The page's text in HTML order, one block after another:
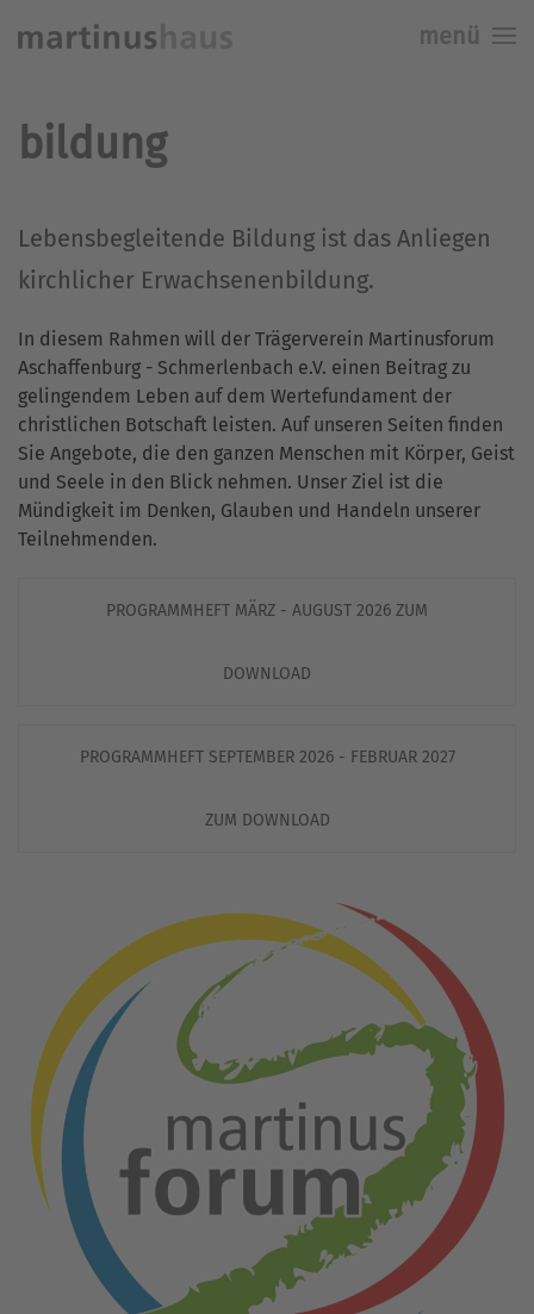
menü
bildung
Lebensbegleitende Bildung ist das Anliegen
kirchlicher Erwachsenenbildung.
In diesem Rahmen will der Trägerverein Martinusforum
Aschaffenburg - Schmerlenbach e.V. einen Beitrag zu
gelingendem Leben auf dem Wertefundament der
christlichen Botschaft leisten. Auf unseren Seiten finden
Sie Angebote, die den ganzen Menschen mit Körper, Geist
und Seele in den Blick nehmen. Unser Ziel ist die
Mündigkeit im Denken, Glauben und Handeln unserer
Teilnehmenden.
PROGRAMMHEFT MÄRZ - AUGUST 2026 ZUM
DOWNLOAD
PROGRAMMHEFT SEPTEMBER 2026 - FEBRUAR 2027
ZUM DOWNLOAD